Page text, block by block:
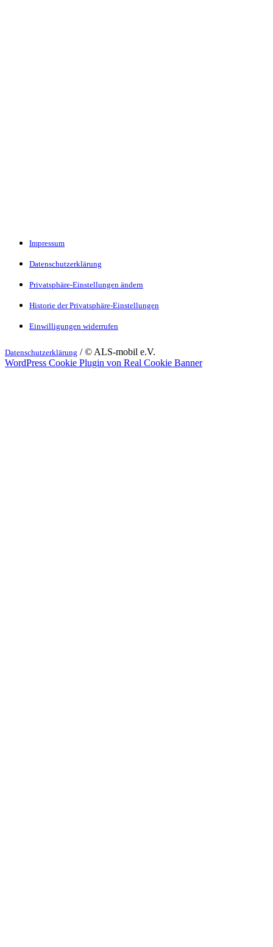
Impressum
Datenschutzerklärung
Privatsphäre-Einstellungen ändern
Historie der Privatsphäre-Einstellungen
Einwilligungen widerrufen
Datenschutzerklärung / © ALS-mobil e.V.
WordPress Cookie Plugin von Real Cookie Banner